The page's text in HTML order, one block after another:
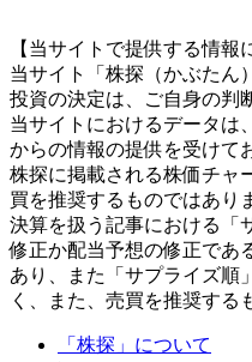
【当サイトで提供する情報
当サイト「株探（かぶたん
投資の決定は、ご自身の判
当サイトにおけるデータは
からの情報の提供を受けて
株探に掲載される株価チャ
買を推奨するものではあり
決算を扱う記事における「
修正か配当予想の修正であ
あり、また「サプライズ順
く、また、売買を推奨する
「株探」について